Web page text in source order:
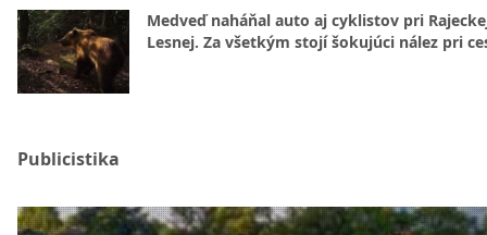
Medveď naháňal auto aj cyklistov pri
Lesnej. Za všetkým stojí šokujúci nález pri
Publicistika